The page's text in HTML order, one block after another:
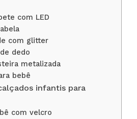
com LED
com glitter
dedo
metalizada
bebê
infantis para
com velcro